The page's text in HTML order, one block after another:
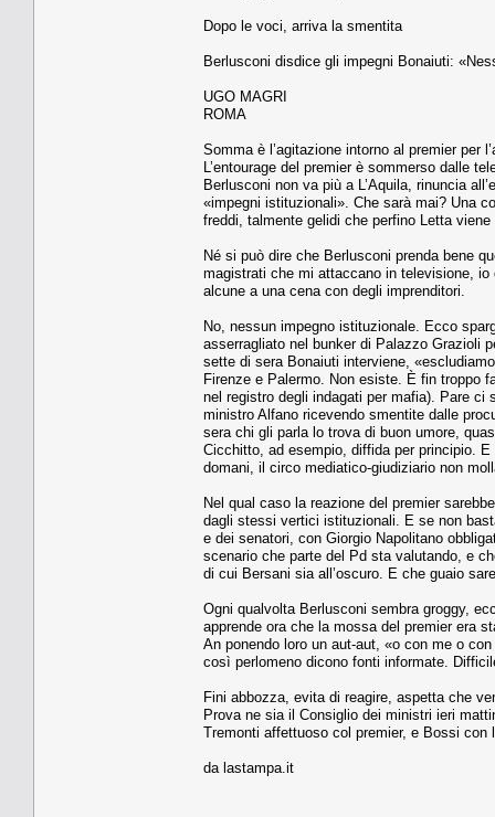
Dopo le voci, arriva la smentita
Berlusconi disdice gli impegni Bonaiuti:
UGO MAGRI
ROMA
Somma è l’agitazione intorno al premier per
L’entourage del premier è sommerso dalle
Berlusconi non va più a L’Aquila, rinuncia
«impegni istituzionali». Che sarà mai? Una
freddi, talmente gelidi che perfino Letta
Né si può dire che Berlusconi prenda bene
magistrati che mi attaccano in televisione,
alcune a una cena con degli imprenditori.
No, nessun impegno istituzionale. Ecco
asserragliato nel bunker di Palazzo Grazioli
sette di sera Bonaiuti interviene,
Firenze e Palermo. Non esiste. È fin troppo
nel registro degli indagati per mafia). Pare
ministro Alfano ricevendo smentite dalle
sera chi gli parla lo trova di buon umore,
Cicchitto, ad esempio, diffida per principio.
domani, il circo mediatico-giudiziario non
Nel qual caso la reazione del premier
dagli stessi vertici istituzionali. E se non
e dei senatori, con Giorgio Napolitano
scenario che parte del Pd sta valutando, e
di cui Bersani sia all’oscuro. E che guaio
Ogni qualvolta Berlusconi sembra groggy,
apprende ora che la mossa del premier era
An ponendo loro un aut-aut, «o con me o
così perlomeno dicono fonti informate.
Fini abbozza, evita di reagire, aspetta che
Prova ne sia il Consiglio dei ministri ieri
Tremonti affettuoso col premier, e Bossi
da lastampa.it